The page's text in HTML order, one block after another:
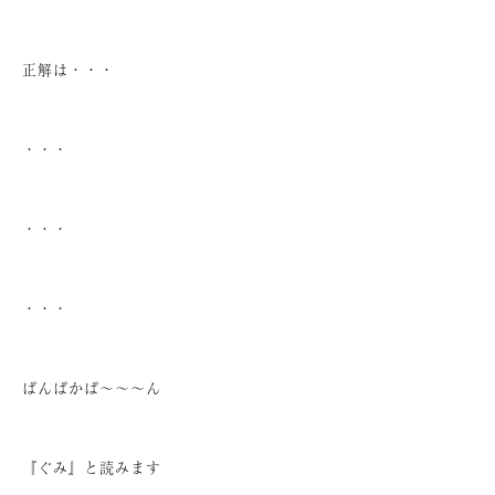
正解は・・・
・・・
・・・
・・・
ぱんぱかぱ～～～ん
『ぐみ』と読みます